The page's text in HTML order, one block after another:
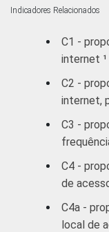
FAIXA
Indicadores Relacionados
C1 -
internet ¹
C2 -
internet,
C3 -
C4 -
de
C4a -
local de